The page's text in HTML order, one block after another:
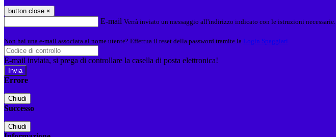
button close ×
E-mail Verrà inviato un messaggio all'indirizzo indicato con le istruzioni necessarie.
Non hai una e-mail associata al nome utente? Effettua il reset della password tramite la Login Spaggiari
E-mail inviata, si prega di controllare la casella di posta elettronica!
Errore
Chiudi
Successo
Chiudi